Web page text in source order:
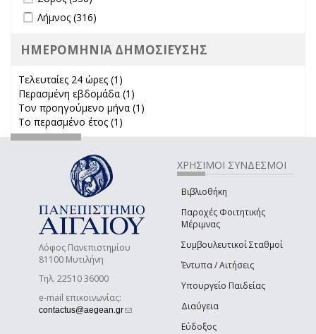
Apply Λήμνος filter
Λήμνος (316)
ΗΜΕΡΟΜΗΝΙΑ ΔΗΜΟΣΙΕΥΣΗΣ
Τελευταίες 24 ώρες (1)
Περασμένη εβδομάδα (1)
Τον προηγούμενο μήνα (1)
Το περασμένο έτος (1)
Λόφος Πανεπιστημίου
81100 Μυτιλήνη
Τηλ. 22510 36000
e-mail επικοινωνίας:
contactus@aegean.gr(link sends e-mail)
ΧΡΗΣΙΜΟΙ ΣΥΝΔΕΣΜΟΙ
Βιβλιοθήκη
Παροχές Φοιτητικής
Μέριμνας
Συμβουλευτικοί Σταθμοί
Έντυπα / Αιτήσεις
Υπουργείο Παιδείας
Διαύγεια
Εύδοξος